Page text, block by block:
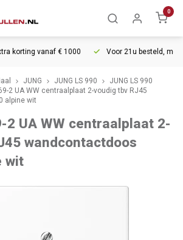
0
korting vanaf € 1000 Voor 21u besteld,
JUNG JUNG LS 990
JUNG LS 990
2 UA WW centraalplaat 2-voudig tbv RJ45
alpine wit
2 UA WW centraalplaat 2-
wandcontactdoos
wit